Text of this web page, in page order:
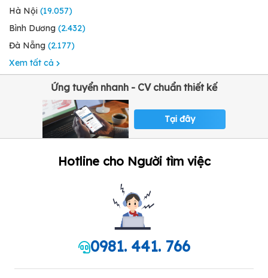
Hà Nội (19.057)
Bình Dương (2.432)
Đà Nẵng (2.177)
Xem tất cả
Ứng tuyển nhanh - CV chuẩn thiết kế
Tại đây
Hotline cho Người tìm việc
0981. 441. 766